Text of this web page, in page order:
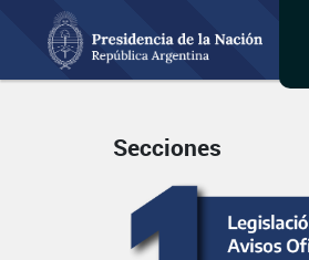
Secciones